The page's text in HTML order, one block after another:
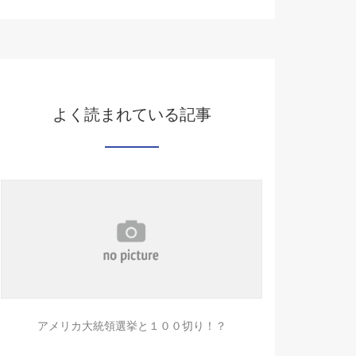
よく読まれている記事
アメリカ大統領選挙と１００切り！？